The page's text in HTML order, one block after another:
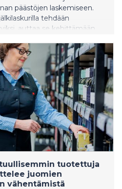
päästöjen laskemiseen.
tehdään
auttaa se kehittämään
voivat siis kuvata
muun jätehuollon todelliset
tuotettuja
juomien
vähentämistä